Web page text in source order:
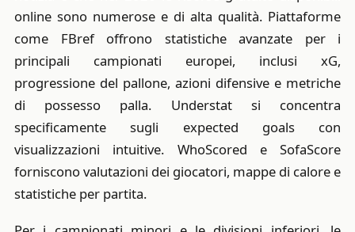
online sono numerose e di alta qualità. Piattaforme
come FBref offrono statistiche avanzate per i
principali campionati europei, inclusi xG,
progressione del pallone, azioni difensive e metriche
di possesso palla. Understat si concentra
specificamente sugli expected goals con
visualizzazioni intuitive. WhoScored e SofaScore
forniscono valutazioni dei giocatori, mappe di calore e
statistiche per partita.